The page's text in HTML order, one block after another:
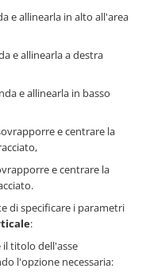
e allinearla in alto all'area
e allinearla a destra
e allinearla in basso
e centrare la
e centrare la
di specificare i parametri
:
il titolo dell'asse
l'opzione necessaria: